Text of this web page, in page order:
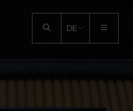
DE